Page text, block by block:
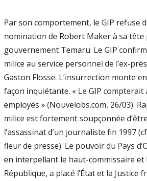
Par son comportement, le GIP refuse
nomination de Robert Maker à sa tête
gouvernement Temaru. Le GIP
milice au service personnel de l’ex-
Gaston Flosse. L’insurrection monte
façon inquiétante. « Le GIP compterait
employés » (Nouvelobs.com, 26/03).
milice est fortement soupçonnée
l’assassinat d’un journaliste fin 1997
fleur de presse). Le pouvoir du Pays
en interpellant le haut-commissaire et
République, a placé l’État et la Justice